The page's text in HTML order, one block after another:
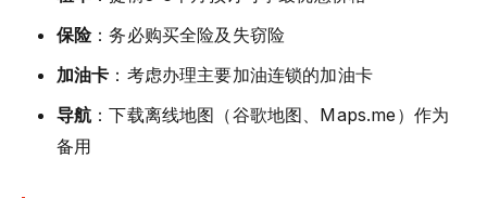
保险：务必购买全险及失窃险
加油卡 ：考虑办理主要加油连锁的加油卡
导航 ：下载离线地图（谷歌地图、Maps.me）作为
备用